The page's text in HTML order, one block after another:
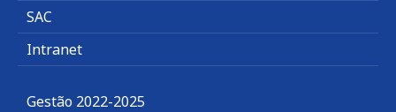
SAC
Intranet
Gestão 2022-2025